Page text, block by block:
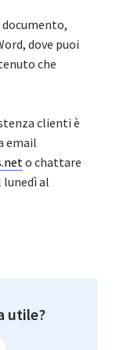
documento,
dove puoi
che
clienti è
email
o chattare
al
utile?